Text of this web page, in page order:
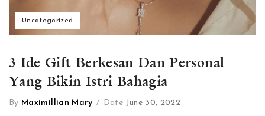
Uncategorized
3 Ide Gift Berkesan Dan Personal
Yang Bikin Istri Bahagia
By Maximillian Mary / Date June 30, 2022